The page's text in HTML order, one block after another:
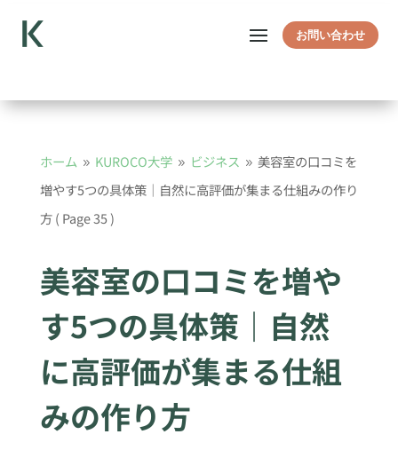
お問い合わせ
ホーム 9 KUROCO大学 9 ビジネス 9 美容室の口コミを
増やす5つの具体策｜自然に高評価が集まる仕組みの作り
方( Page 35 )
美容室の口コミを増や
す5つの具体策｜自然
に高評価が集まる仕組
みの作り方